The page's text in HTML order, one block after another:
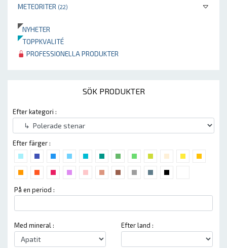
METEORITER (22)
NYHETER
TOPPKVALITÉ
PROFESSIONELLA PRODUKTER
SÖK PRODUKTER
Efter kategori :
Efter färger :
På en period :
Med mineral : Efter land :